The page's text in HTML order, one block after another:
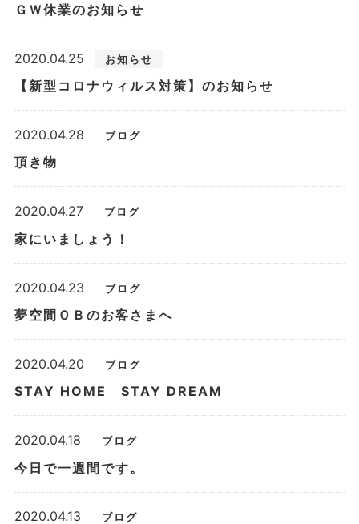
ＧＷ休業のお知らせ
2020.04.25 お知らせ
【新型コロナウィルス対策】のお知らせ
2020.04.28 ブログ
頂き物
2020.04.27 ブログ
家にいましょう！
2020.04.23 ブログ
夢空間ＯＢのお客さまへ
2020.04.20 ブログ
STAY HOME STAY DREAM
2020.04.18 ブログ
今日で一週間です。
2020.04.13 ブログ